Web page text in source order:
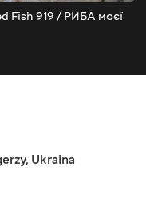
Fish 919 / РИБА моєї
, Ukraina